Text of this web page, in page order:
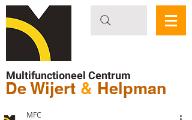
Multifunctioneel Centrum
De Wijert & Helpman
MFC